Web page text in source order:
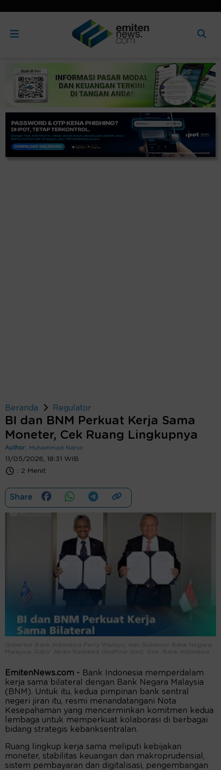
Beranda Regulator
BI dan BNM Perkuat Kerja Sama
Moneter, Cek Ruang Lingkupnya
Author: Muhammad Natsir
11/05/2026, 18:31 WIB
: 2 Menit
Share
Gubernur Bank Indonesia Perry Warjiyo, dan Gubernur Bank Negara
Malaysia, Dato' Abdul Rasheed Ghaffour (kiri). Dok. Bank Indonesia.
EmitenNews.com - Bank Indonesia memperdalam
kerja sama bilateral dengan Bank Negara Malaysia
(BNM). Untuk itu, kedua pimpinan bank sentral
negeri jiran itu, resmi menandatangani Nota
Kesepahaman yang mencerminkan komitmen kedua
lembaga untuk memperkuat kolaborasi di berbagai
bidang strategis kebanksentralan.
Ruang lingkup kerja sama meliputi kebijakan
moneter, stabilitas keuangan dan makroprudensial,
sistem pembayaran dan digitalisasi, pengembangan